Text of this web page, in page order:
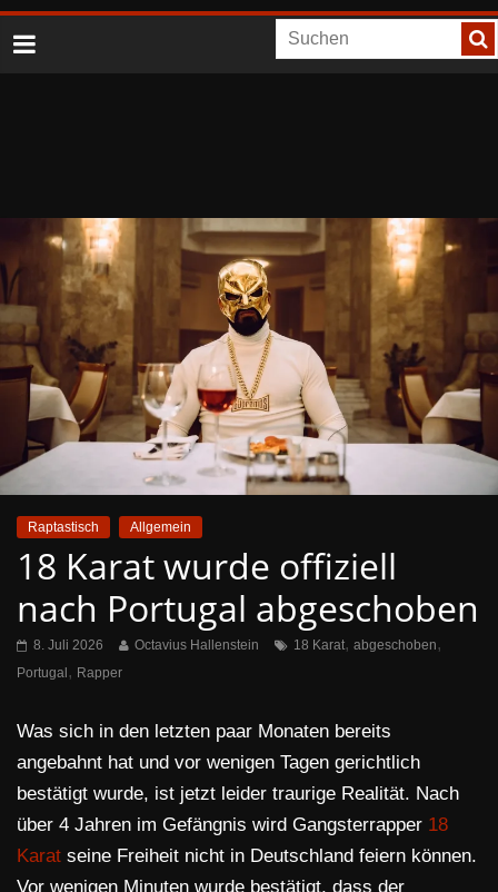
Raptastisch Allgemein
18 Karat wurde offiziell
nach Portugal abgeschoben
8. Juli 2026 Octavius Hallenstein 18 Karat, abgeschoben,
Portugal , Rapper
Was sich in den letzten paar Monaten bereits
angebahnt hat und vor wenigen Tagen gerichtlich
bestätigt wurde, ist jetzt leider traurige Realität. Nach
über 4 Jahren im Gefängnis wird Gangsterrapper 18
Karat seine Freiheit nicht in Deutschland feiern können.
Vor wenigen Minuten wurde bestätigt, dass der